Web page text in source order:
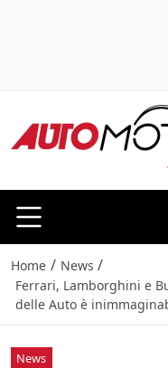
Home / News /
Ferrari, Lamborghini e
delle Auto è
News